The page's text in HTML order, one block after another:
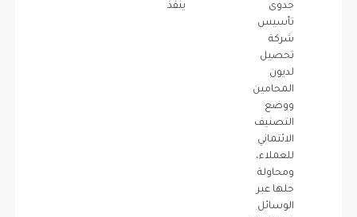
جدوى
تأسيس
شركة
تحصيل
لديون
المحامين
ووضع
التصنيف
الائتماني
للعملاء،
ومحاولة
حلها عبر
الوسائل
ينفذ